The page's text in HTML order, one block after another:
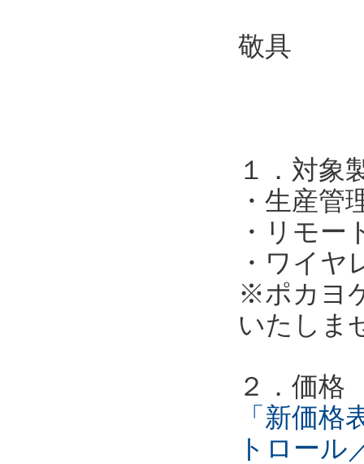
敬具
１．対象
・生産管
・リモー
・ワイヤ
※ポカヨ
いたしま
２．価格
「新価
トロール